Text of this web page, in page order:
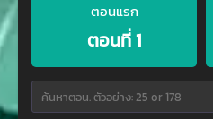
ตอนแรก
ตอนที่ 1